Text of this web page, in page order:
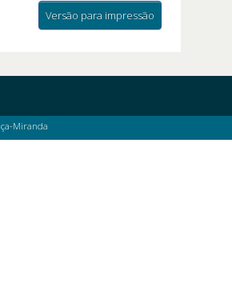
Versão para impressão
Miranda